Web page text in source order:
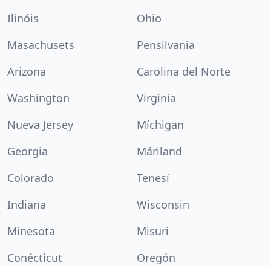
Ilinóis
Ohio
Masachusets
Pensilvania
Arizona
Carolina del Norte
Washington
Virginia
Nueva Jersey
Míchigan
Georgia
Máriland
Colorado
Tenesí
Indiana
Wisconsin
Minesota
Misuri
Conécticut
Oregón